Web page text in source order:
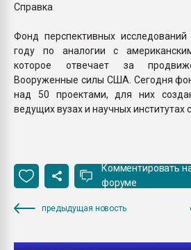
Справка
Фонд перспективных
году по аналогии с
которое отвечает за
Вооруженные силы США. Сегодня
над 50 проектами, для них
ведущих вузах и научных институтах
Комментировать
форуме
предыдущая новость